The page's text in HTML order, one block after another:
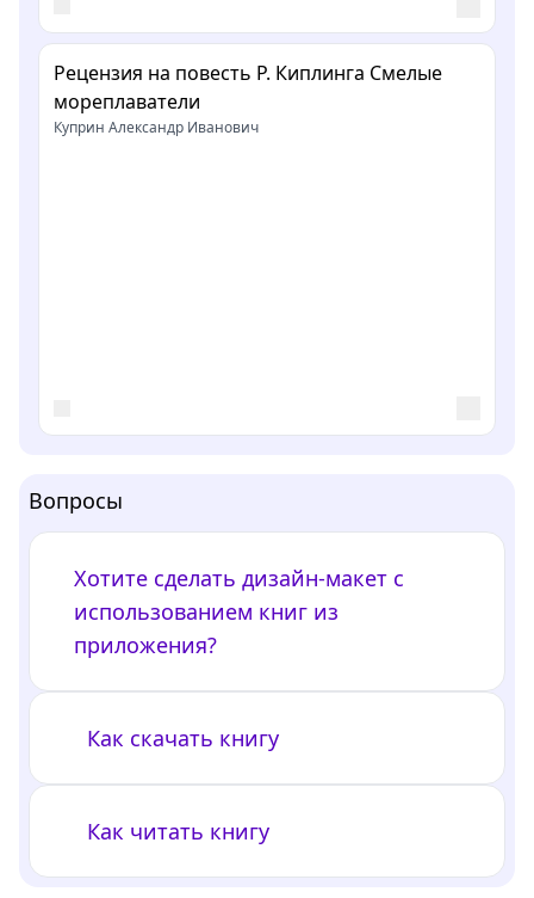
Рецензия на повесть Р. Киплинга Смелые
мореплаватели
Куприн Александр Иванович
Вопросы
Хотите сделать дизайн-макет с
использованием книг из
приложения?
Как скачать книгу
Как читать книгу